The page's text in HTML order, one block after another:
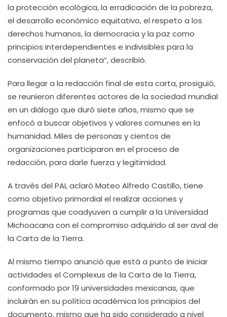
la protección ecológica, la erradicación de la pobreza,
el desarrollo económico equitativo, el respeto a los
derechos humanos, la democracia y la paz como
principios interdependientes e indivisibles para la
conservación del planeta”, describió.
Para llegar a la redacción final de esta carta, prosiguió,
se reunieron diferentes actores de la sociedad mundial
en un diálogo que duró siete años, mismo que se
enfocó a buscar objetivos y valores comunes en la
humanidad. Miles de personas y cientos de
organizaciones participaron en el proceso de
redacción, para darle fuerza y legitimidad.
A través del PAI, aclaró Mateo Alfredo Castillo, tiene
como objetivo primordial el realizar acciones y
programas que coadyuven a cumplir a la Universidad
Michoacana con el compromiso adquirido al ser aval de
la Carta de la Tierra.
Al mismo tiempo anunció que está a punto de iniciar
actividades el Complexus de la Carta de la Tierra,
conformado por 19 universidades mexicanas, que
incluirán en su política académica los principios del
documento, mismo que ha sido considerado a nivel